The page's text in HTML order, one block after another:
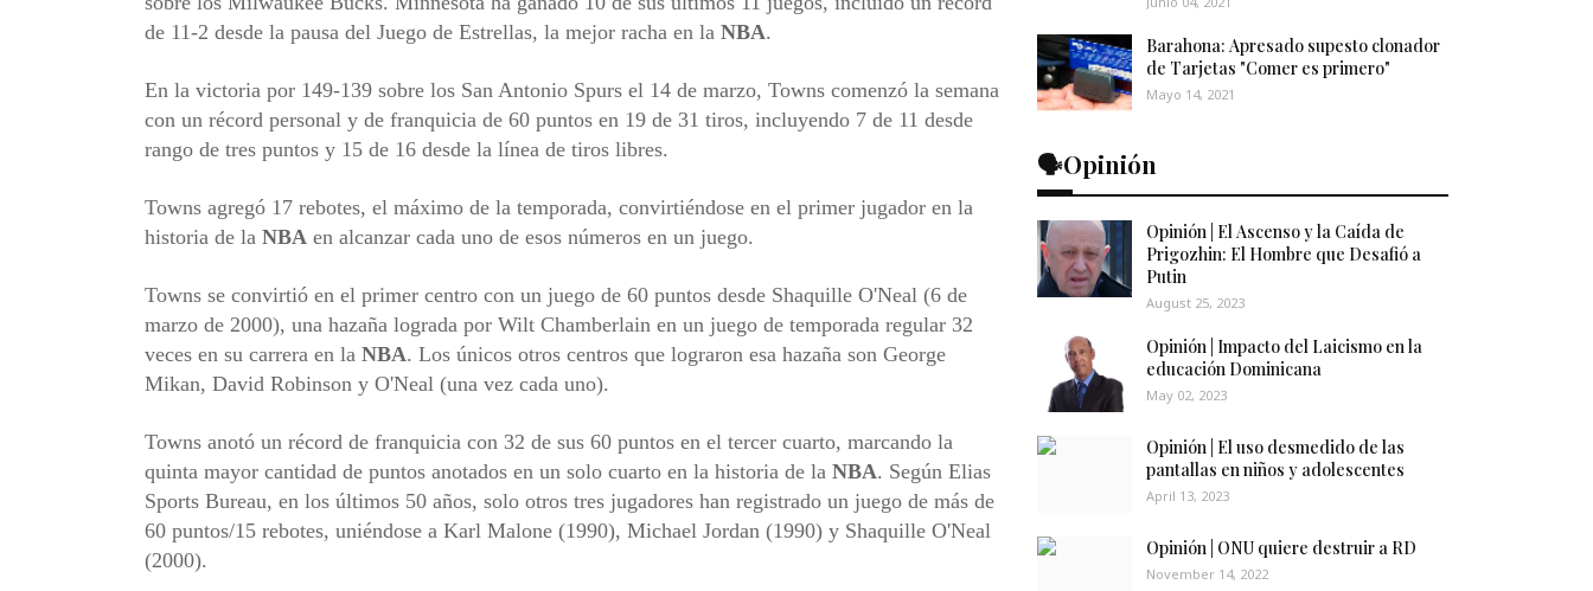
de 11-2 desde la pausa del Juego de Estrellas, la mejor racha en la NBA.
En la victoria por 149-139 sobre los San Antonio Spurs el 14 de marzo, Towns comenzó la semana
con un récord personal y de franquicia de 60 puntos en 19 de 31 tiros, incluyendo 7 de 11 desde
rango de tres puntos y 15 de 16 desde la línea de tiros libres.
Towns agregó 17 rebotes, el máximo de la temporada, convirtiéndose en el primer jugador en la
historia de la NBA en alcanzar cada uno de esos números en un juego.
Towns se convirtió en el primer centro con un juego de 60 puntos desde Shaquille O'Neal (6 de
marzo de 2000), una hazaña lograda por Wilt Chamberlain en un juego de temporada regular 32
veces en su carrera en la NBA. Los únicos otros centros que lograron esa hazaña son George
Mikan, David Robinson y O'Neal (una vez cada uno).
Towns anotó un récord de franquicia con 32 de sus 60 puntos en el tercer cuarto, marcando la
quinta mayor cantidad de puntos anotados en un solo cuarto en la historia de la NBA. Según Elias
Sports Bureau, en los últimos 50 años, solo otros tres jugadores han registrado un juego de más de
60 puntos/15 rebotes, uniéndose a Karl Malone (1990), Michael Jordan (1990) y Shaquille O'Neal
(2000).
Barahona: Apresado supesto clonador
de Tarjetas "Comer es primero"
Mayo 14, 2021
🗣️Opinión
Opinión | El Ascenso y la Caída de
Prigozhin: El Hombre que Desafió a
Putin
August 25, 2023
Opinión | Impacto del Laicismo en la
educación Dominicana
May 02, 2023
Opinión | El uso desmedido de las
pantallas en niños y adolescentes
April 13, 2023
Opinión | ONU quiere destruir a RD
November 14, 2022